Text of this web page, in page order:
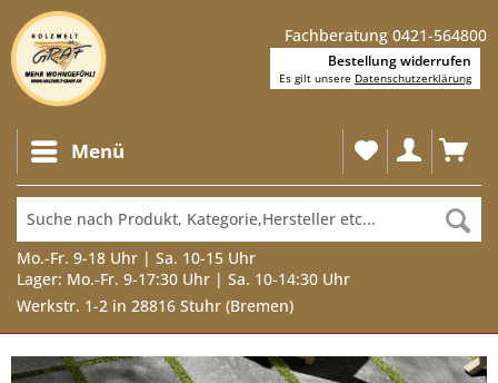
Fachberatung 0421-564800
Menü
Mo.-Fr. 9-18 Uhr | Sa. 10-15 Uhr
Lager: Mo.-Fr. 9-17:30 Uhr | Sa. 10-14:30 Uhr
Werkstr. 1-2 in 28816 Stuhr (Bremen)
Bestellung widerrufen
Es gilt unsere Datenschutzerklärung